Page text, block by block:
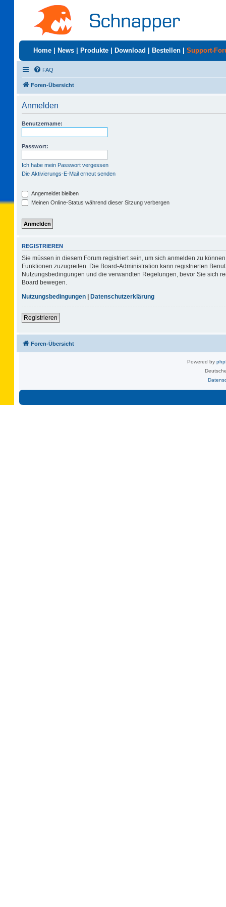
Home News Produkte Download Bestellen Support-
FAQ
Foren-Übersicht
Anmelden
Benutzername:
Passwort:
Ich habe mein Passwort vergessen
Die Aktivierungs-E-Mail erneut senden
Angemeldet bleiben
Meinen Online-Status während dieser Sitzung verbergen
REGISTRIEREN
Sie müssen in diesem Forum registriert sein, um sich anmelden zu
Funktionen zuzugreifen. Die Board-Administration kann registrierten
Nutzungsbedingungen und die verwandten Regelungen, bevor Sie sich
Board bewegen.
Nutzungsbedingungen | Datenschutzerklärung
Registrieren
Foren-Übersicht
Powered by